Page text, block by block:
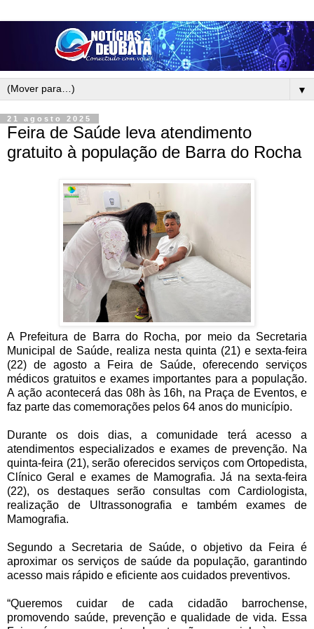
▼
21 agosto 2025
Feira de Saúde leva atendimento
gratuito à população de Barra do Rocha
A Prefeitura de Barra do Rocha, por meio da Secretaria
Municipal de Saúde, realiza nesta quinta (21) e sexta-feira
(22) de agosto a Feira de Saúde, oferecendo serviços
médicos gratuitos e exames importantes para a população.
A ação acontecerá das 08h às 16h, na Praça de Eventos, e
faz parte das comemorações pelos 64 anos do município.
Durante os dois dias, a comunidade terá acesso a
atendimentos especializados e exames de prevenção. Na
quinta-feira (21), serão oferecidos serviços com Ortopedista,
Clínico Geral e exames de Mamografia. Já na sexta-feira
(22), os destaques serão consultas com Cardiologista,
realização de Ultrassonografia e também exames de
Mamografia.
Segundo a Secretaria de Saúde, o objetivo da Feira é
aproximar os serviços de saúde da população, garantindo
acesso mais rápido e eficiente aos cuidados preventivos.
“Queremos cuidar de cada cidadão barrochense,
promovendo saúde, prevenção e qualidade de vida. Essa